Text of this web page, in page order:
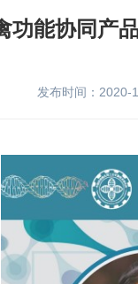
功能协同产
发布时间：2020-